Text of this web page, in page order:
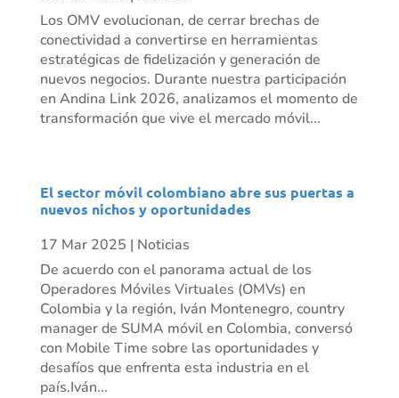
Los OMV evolucionan, de cerrar brechas de
conectividad a convertirse en herramientas
estratégicas de fidelización y generación de
nuevos negocios. Durante nuestra participación
en Andina Link 2026, analizamos el momento de
transformación que vive el mercado móvil...
El sector móvil colombiano abre sus puertas a
nuevos nichos y oportunidades
17 Mar 2025 | Noticias
De acuerdo con el panorama actual de los
Operadores Móviles Virtuales (OMVs) en
Colombia y la región, Iván Montenegro, country
manager de SUMA móvil en Colombia, conversó
con Mobile Time sobre las oportunidades y
desafíos que enfrenta esta industria en el
país.Iván...